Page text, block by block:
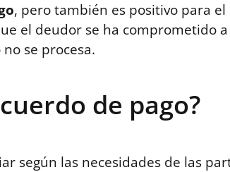
, pero también es positivo para
el deudor se ha comprometido
se procesa.
de pago?
según las necesidades de las